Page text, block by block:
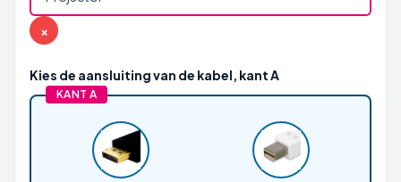
×
Kies de aansluiting van de kabel, kant A
KANT A